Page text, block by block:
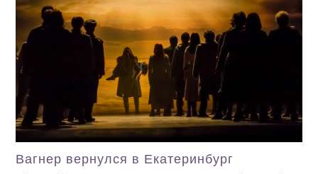
Вагнер вернулся в Екатеринбург